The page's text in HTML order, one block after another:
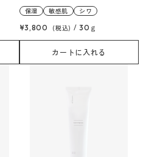
保湿
敏感肌
シワ
¥3,800
(税込) / 30ｇ
カートに入れる